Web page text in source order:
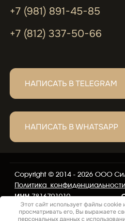
+7 (981) 891-45-85
+7 (812) 337-50-66
НАПИСАТЬ В TELEGRAM
НАПИСАТЬ В WHATSAPP
Copyright © 2014 - 2026 ООО
Политика конфиденциальности
ИНН7816701010
Этот сайт использует файлы
просматривать его, Вы выражаете
персональных данных с